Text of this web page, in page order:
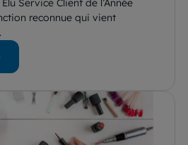
Service Client de l’Année
reconnue qui vient